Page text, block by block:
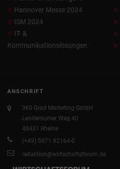
Hannover Messe 2024
ISM 2024
IT- &
Kommunikationslösungen
ANSCHRIFT
360 Grad Marketing GmbH
Landersumer Weg 40
48431 Rheine
(+49) 5971 92164-0
redaktion@wirtschaftsforum.de